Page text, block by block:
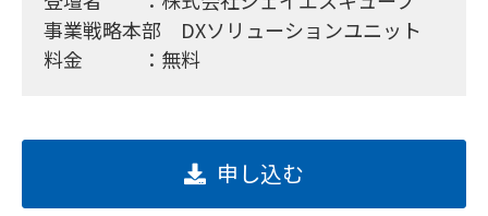
事業戦略本部 DXソリューションユニット
料金 ：無料
申し込む